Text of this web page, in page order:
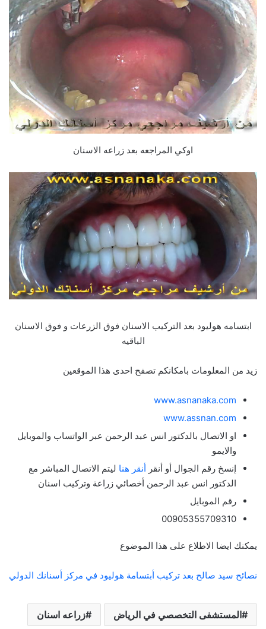
اوكي المراجعه بعد زراعه الاسنان
ابتسامه هوليود بعد التركيب الاسنان فوق الزرعات و فوق الاسنان
الباقيه
زيد من المعلومات بامكانكم تصفح احدى هذا الموقعين
www.asnanaka.com
www.assnan.com
او الاتصال بالدكتور انس عبد الرحمن عبر الواتساب والموبايل
والايمو
إنسخ رقم الجوال أو أنقر أنقر هنا ليتم الاتصال المباشر مع
الدكتور انس عبد الرحمن أخصائي زراعة وتركيب اسنان
رقم الموبايل
00905355709310
يمكنك ايضا الاطلاع على هذا الموضوع
نصائح سيد صالح بعد تركيب أبتسامة هوليود في مركز أسنانك الدولي
المستشفى التخصصي في الرياض زراعه اسنان